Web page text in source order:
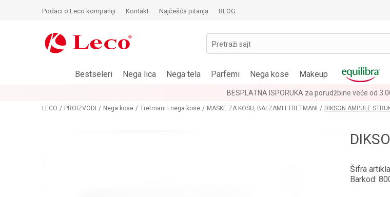
Podaci o Leco kompaniji Kontakt Najčešća pitanja BLOG
Pretraži sajt
Bestseleri Nega lica Nega tela Parfemi Nega kose Makeup
BESPLATNA ISPORUKA za porudžbine veće od
LECO PROIZVODI Nega kose Tretmani i nega kose MASKE ZA KOSU, BALZAMI I TRETMANI DIKSON AMPULE
Šifra
Barkod: